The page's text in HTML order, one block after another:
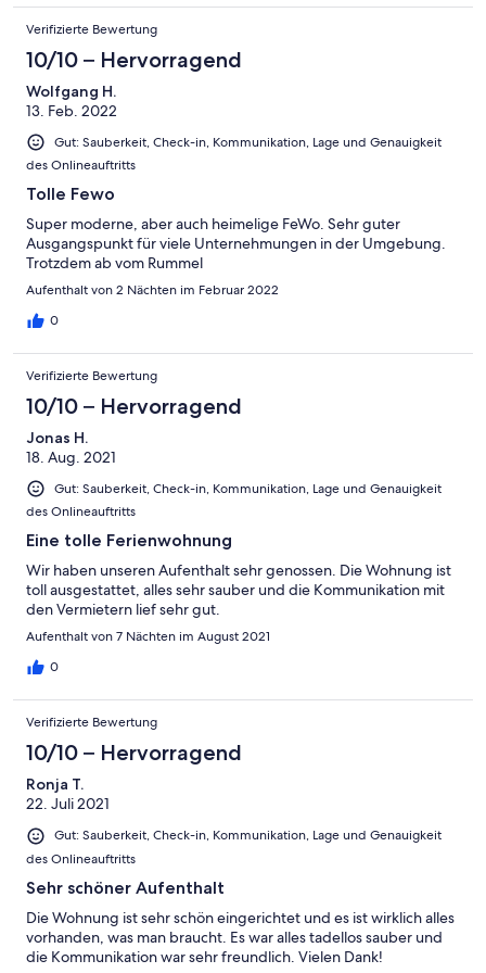
Verifizierte Bewertung
10/10 – Hervorragend
Wolfgang H.
13. Feb. 2022
Gut: Sauberkeit, Check-in, Kommunikation, Lage und Genauigkeit
des Onlineauftritts
Tolle Fewo
Super moderne, aber auch heimelige FeWo. Sehr guter
Ausgangspunkt für viele Unternehmungen in der Umgebung.
Trotzdem ab vom Rummel
Aufenthalt von 2 Nächten im Februar 2022
0
Verifizierte Bewertung
10/10 – Hervorragend
Jonas H.
18. Aug. 2021
Gut: Sauberkeit, Check-in, Kommunikation, Lage und Genauigkeit
des Onlineauftritts
Eine tolle Ferienwohnung
Wir haben unseren Aufenthalt sehr genossen. Die Wohnung ist
toll ausgestattet, alles sehr sauber und die Kommunikation mit
den Vermietern lief sehr gut.
Aufenthalt von 7 Nächten im August 2021
0
Verifizierte Bewertung
10/10 – Hervorragend
Ronja T.
22. Juli 2021
Gut: Sauberkeit, Check-in, Kommunikation, Lage und Genauigkeit
des Onlineauftritts
Sehr schöner Aufenthalt
Die Wohnung ist sehr schön eingerichtet und es ist wirklich alles
vorhanden, was man braucht. Es war alles tadellos sauber und
die Kommunikation war sehr freundlich. Vielen Dank!